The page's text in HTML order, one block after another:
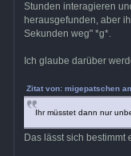
Stunden interagieren
herausgefunden, aber
Sekunden weg" *g*.
Ich glaube darüber
Zitat von: migepatschen
Ihr müsstet dann nur
Das lässt sich bestimmt